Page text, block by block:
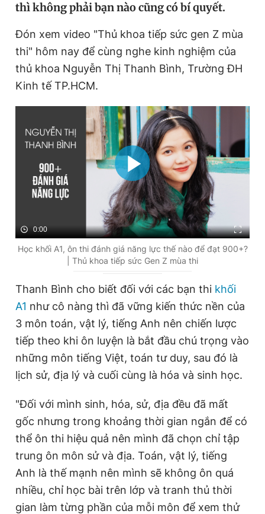
Sản phẩm khác
Tiện ích Bạn cần biết
Đọc Thanh Niên trên điện thoại
Theo dõi báo trên
Hotline
0906 645 777
Liên hệ quảng cáo
0908 780 404
Đặt báo Quảng cáo RSS Tòa soạn Chính sách bảo
Tổng biên tập: Nguyễn Ngọc Toàn
Phó tổng biên tập thường trực: Hải Thành
Phó tổng biên tập: Lâm Hiếu Dũng
Tổng thư ký tòa soạn: Đức Trung
Giấy phép xuất bản số 110/GP - BTTTT cấp ngày 24.3.2020
© 2003-2026 Bản quyền thuộc về Báo Thanh Niên. Cấm sao
chép dưới mọi hình thức nếu không có sự chấp thuận bằng văn
bản. Phát triển bởi ePi Technologies, JSC.
thì không phải bạn nào cũng có bí quyết.
Đón xem video "Thủ khoa tiếp sức gen Z mùa
thi" hôm nay để cùng nghe kinh nghiệm của
thủ khoa Nguyễn Thị Thanh Bình, Trường ĐH
Kinh tế TP.HCM.
0:00
Học khối A1, ôn thi đánh giá năng lực thế nào để đạt 900+?
| Thủ khoa tiếp sức Gen Z mùa thi
Thanh Bình cho biết đối với các bạn thi khối
A1 như cô nàng thì đã vững kiến thức nền của
3 môn toán, vật lý, tiếng Anh nên chiến lược
tiếp theo khi ôn luyện là bắt đầu chú trọng vào
những môn tiếng Việt, toán tư duy, sau đó là
lịch sử, địa lý và cuối cùng là hóa và sinh học.
"Đối với mình sinh, hóa, sử, địa đều đã mất
gốc nhưng trong khoảng thời gian ngắn để có
thể ôn thi hiệu quả nên mình đã chọn chỉ tập
trung ôn môn sử và địa. Toán, vật lý, tiếng
Anh là thế mạnh nên mình sẽ không ôn quá
nhiều, chỉ học bài trên lớp và tranh thủ thời
gian làm từng phần của mỗi môn để xem thử